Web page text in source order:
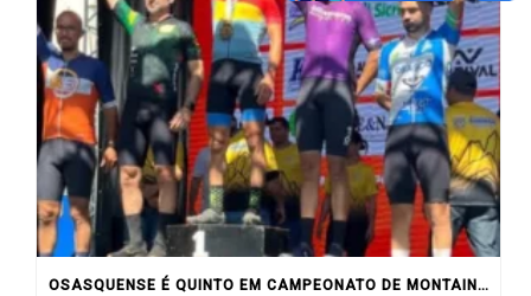
OSASQUENSE É QUINTO EM CAMPEONATO DE MONTAIN BIKE NO INTERIOR DO ESTADO